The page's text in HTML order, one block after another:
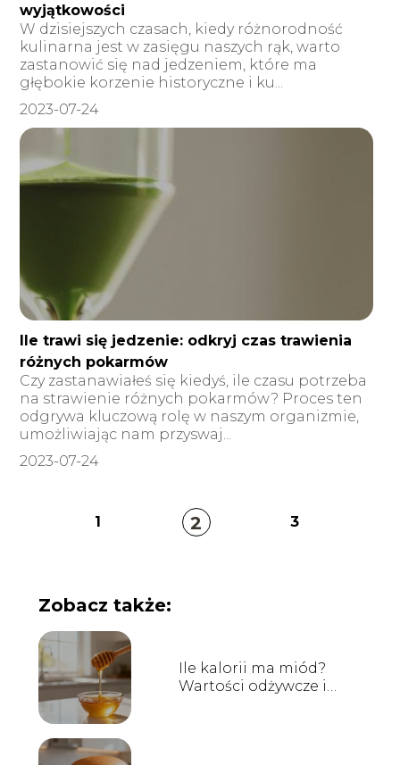
wyjątkowości
W dzisiejszych czasach, kiedy różnorodność
kulinarna jest w zasięgu naszych rąk, warto
zastanowić się nad jedzeniem, które ma
głębokie korzenie historyczne i ku...
2023-07-24
Ile trawi się jedzenie: odkryj czas trawienia
różnych pokarmów
Czy zastanawiałeś się kiedyś, ile czasu potrzeba
na strawienie różnych pokarmów? Proces ten
odgrywa kluczową rolę w naszym organizmie,
umożliwiając nam przyswaj...
2023-07-24
1 2 3
Zobacz także:
Ile kalorii ma miód?
Wartości odżywcze i